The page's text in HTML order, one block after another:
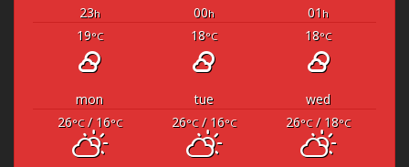
23h 00h 01 h
19°C 18°C 18°C
mon tue
wed
26°C/ 16°C 26°C/ 16°C 26°C/ 18°C